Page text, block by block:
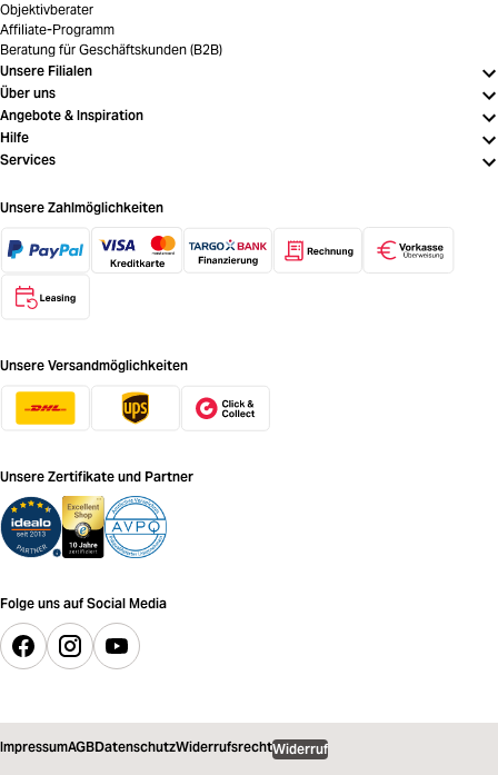
Objektivberater
Affiliate-Programm
Beratung für Geschäftskunden (B2B)
Unsere Filialen
Über uns
Angebote & Inspiration
Hilfe
Services
Unsere Zahlmöglichkeiten
Unsere Versandmöglichkeiten
Unsere Zertifikate und Partner
Folge uns auf Social Media
ImpressumAGBDatenschutzWiderrufsrechtWiderruf